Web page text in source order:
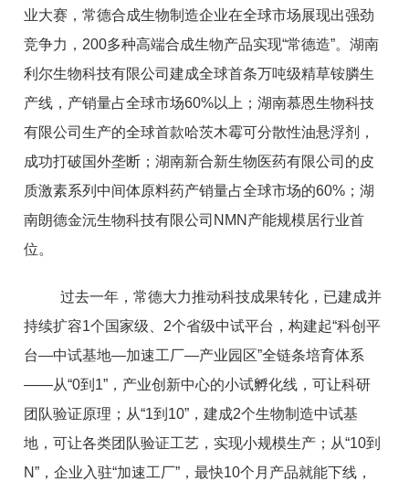
业大赛，常德合成生物制造企业在全球市场展现出强劲
竞争力，200多种高端合成生物产品实现“常德造”。湖南
利尔生物科技有限公司建成全球首条万吨级精草铵膦生
产线，产销量占全球市场60%以上；湖南慕恩生物科技
有限公司生产的全球首款哈茨木霉可分散性油悬浮剂，
成功打破国外垄断；湖南新合新生物医药有限公司的皮
质激素系列中间体原料药产销量占全球市场的60%；湖
南朗德金沅生物科技有限公司NMN产能规模居行业首
位。
过去一年，常德大力推动科技成果转化，已建成并
持续扩容1个国家级、2个省级中试平台，构建起“科创平
台—中试基地—加速工厂—产业园区”全链条培育体系
——从“0到1”，产业创新中心的小试孵化线，可让科研
团队验证原理；从“1到10”，建成2个生物制造中试基
地，可让各类团队验证工艺，实现小规模生产；从“10到
N”，企业入驻“加速工厂”，最快10个月产品就能下线，